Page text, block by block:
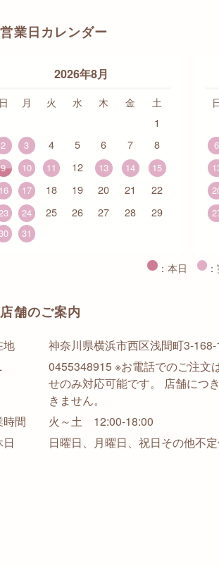
営業日カレンダー
2026年8月
日 月 火 水 木 金
土
1
2 3 4 5 6 7 8
9 10 11 12 13 14
15
16
17 18 19 20 21 22
24 25 26 27 28 29
31
6
：本日
店舗のご案内
地
神奈川県横浜市西区浅間町3-168-
0455348915 ※お電話でのご注文
せのみ対応可能です。 店舗につ
きません。
時間
火～土 12:00-18:00
日
日曜日、月曜日、祝日その他不